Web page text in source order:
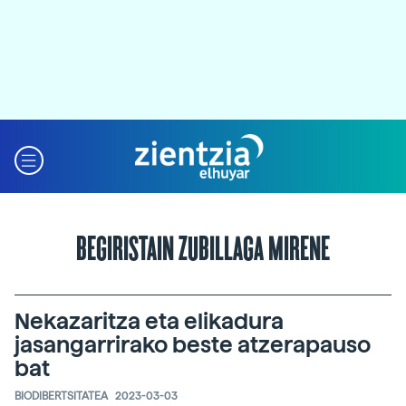
BEGIRISTAIN ZUBILLAGA MIRENE
Nekazaritza eta elikadura
jasangarrirako beste atzerapauso
bat
BIODIBERTSITATEA 2023-03-03